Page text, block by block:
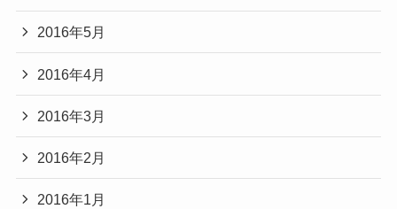
2016年5月
2016年4月
2016年3月
2016年2月
2016年1月